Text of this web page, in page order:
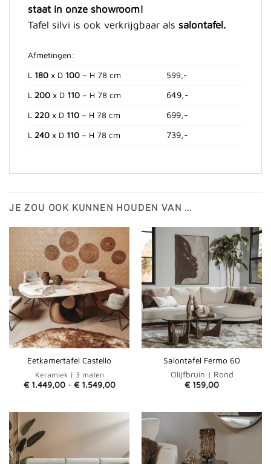
staat in onze showroom!
Tafel silvi is ook verkrijgbaar als salontafel.
Afmetingen:
L 180 x D 100 – H 78 cm 599,-
L 200 x D 110 – H 78 cm 649,-
L 220 x D 110 – H 78 cm 699,-
L 240 x D 110 – H 78 cm 739,-
JE ZOU OOK KUNNEN HOUDEN VAN …
Eetkamertafel Castello
Keramiek | 3 maten
€1.449,00 - €1.549,00Prijsklasse:
Salontafel Fermo 60
Olijfbruin | Rond
€ 159,00